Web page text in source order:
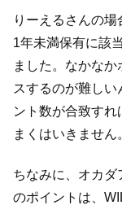
りーえるさんの
1年未満保有に該
ました。なかな
スするのが難し
ント数が合致すれ
まくはいきません
ちなみに、オカダ
のポイントは、